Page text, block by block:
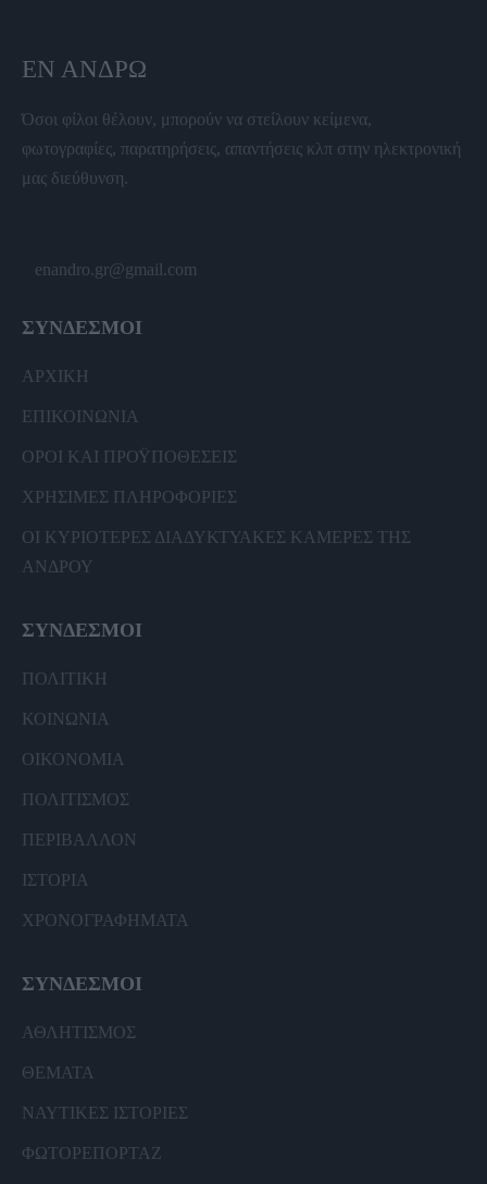
ΕΝ ΆΝΔΡΩ
Όσοι φίλοι θέλουν, μπορούν να στείλουν κείμενα,
φωτογραφίες, παρατηρήσεις, απαντήσεις κλπ στην ηλεκτρονική
μας διεύθυνση.
enandro.gr@gmail.com
ΣΥΝΔΕΣΜΟΙ
ΑΡΧΙΚΗ
ΕΠΙΚΟΙΝΩΝΙΑ
ΟΡΟΙ ΚΑΙ ΠΡΟΫΠΟΘΕΣΕΙΣ
ΧΡΗΣΙΜΕΣ ΠΛΗΡΟΦΟΡΙΕΣ
ΟΙ ΚΥΡΙΟΤΕΡΕΣ ΔΙΑΔΥΚΤΥΑΚΕΣ ΚΑΜΕΡΕΣ ΤΗΣ
ΑΝΔΡΟΥ
ΣΥΝΔΕΣΜΟΙ
ΠΟΛΙΤΙΚΗ
ΚΟΙΝΩΝΙΑ
ΟΙΚΟΝΟΜΙΑ
ΠΟΛΙΤΙΣΜΟΣ
ΠΕΡΙΒΑΛΛΟΝ
ΙΣΤΟΡΙΑ
ΧΡΟΝΟΓΡΑΦΗΜΑΤΑ
ΣΥΝΔΕΣΜΟΙ
ΑΘΛΗΤΙΣΜΟΣ
ΘΕΜΑΤΑ
ΝΑΥΤΙΚΕΣ ΙΣΤΟΡΙΕΣ
ΦΩΤΟΡΕΠΟΡΤΑΖ